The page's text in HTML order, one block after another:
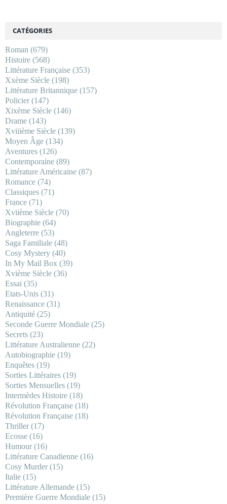
CATÉGORIES
Roman (679)
Histoire (568)
Littérature Française (353)
Xxème Siècle (198)
Littérature Britannique (157)
Policier(147)
Xixème Siècle (146)
Drame (143)
Xviiième Siècle (139)
Moyen Âge (134)
Aventures (126)
Contemporaine (89)
Littérature Américaine (87)
Romance (74)
Classiques (71)
France (71)
Xviième Siècle (70)
Biographie (64)
Angleterre (53)
Saga Familiale (48)
Cosy Mystery (40)
In My Mail Box (39)
Xvième Siècle (36)
Essai (35)
Etats-Unis (31)
Renaissance (31)
Antiquité (25)
Seconde Guerre Mondiale (25)
Secrets (23)
Littérature Australienne (22)
Autobiographie (19)
Enquêtes (19)
Sorties Littéraires (19)
Sorties Mensuelles (19)
Intermèdes Histoire (18)
Révolution Française (18)
Révolution Française (18)
Thriller(17)
Ecosse (16)
Humour(16)
Littérature Canadienne (16)
Cosy Murder(15)
Italie (15)
Littérature Allemande (15)
Première Guerre Mondiale (15)